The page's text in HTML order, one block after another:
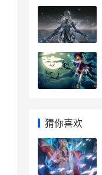
猜你喜欢